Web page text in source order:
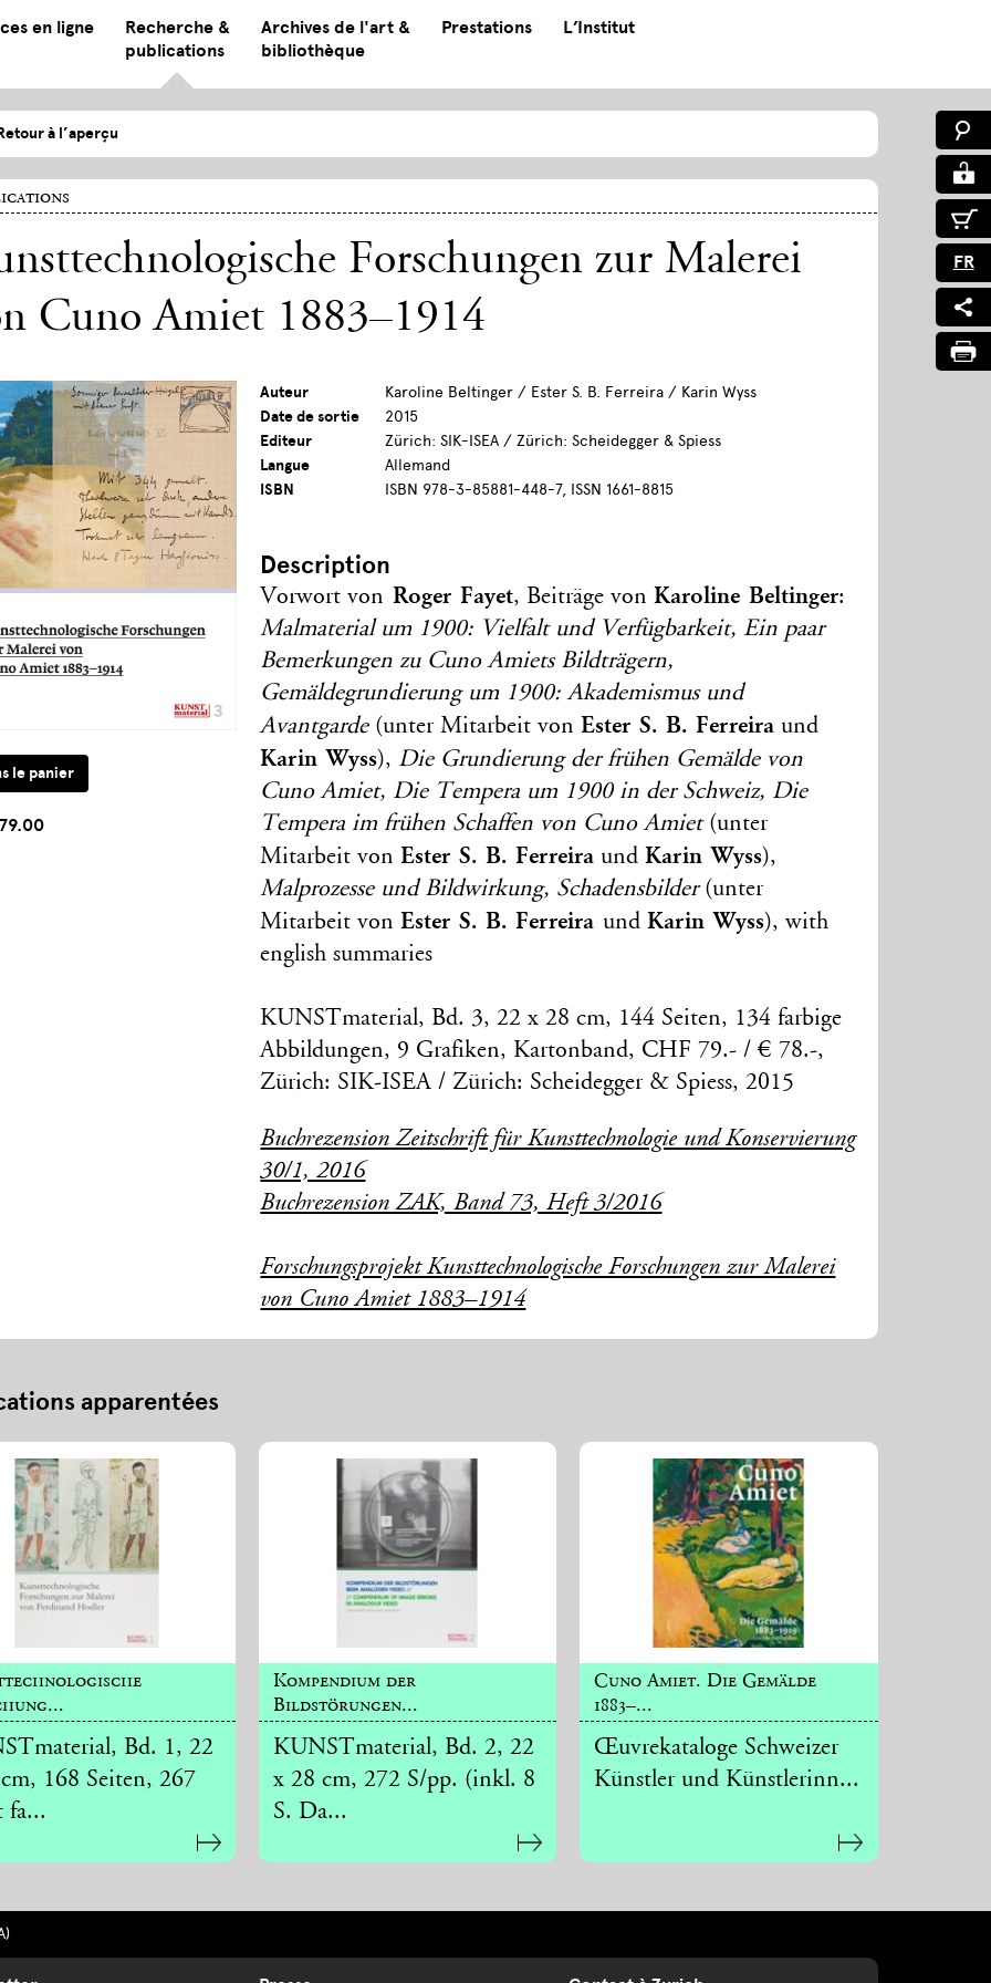
en ligne
Recherche &
publications
Archives de l'art &
bibliothèque
Prestations L’Institut
FR
à l’aperçu
Forschungen zur Malerei
Cuno Amiet 1883–1914
Auteur
Karoline Beltinger / Ester S. B. Ferreira / Karin Wyss
Date de sortie
2015
Editeur
Zürich: SIK-ISEA / Zürich: Scheidegger & Spiess
Langue
Allemand
ISBN
ISBN 978-3-85881-448-7, ISSN 1661-8815
Description
Vorwort von Roger Fayet, Beiträge vonKaroline Beltinger:
Malmaterial um 1900: Vielfalt und Verfügbarkeit, Ein paar
Bemerkungen zu Cuno Amiets Bildträgern,
Gemäldegrundierung um 1900: Akademismus und
Avantgarde(unter Mitarbeit vonEster S. B. Ferreira und
Karin Wyss), Die Grundierung der frühen Gemälde von
Cuno Amiet, Die Tempera um 1900 in der Schweiz, Die
Tempera im frühen Schaffen von Cuno Amiet (unter
Mitarbeit vonEster S. B. Ferreira undKarin Wyss),
Malprozesse und Bildwirkung, Schadensbilder(unter
Mitarbeit vonEster S. B. Ferreira undKarin Wyss), with
english summaries
KUNSTmaterial, Bd. 3, 22 x 28 cm, 144 Seiten, 134 farbige
Abbildungen, 9 Grafiken, Kartonband, CHF 79.- / € 78.-,
Zürich: SIK-ISEA / Zürich: Scheidegger & Spiess, 2015
Buchrezension Zeitschrift für Kunsttechnologie und Konservierung
30/1, 2016
Buchrezension ZAK, Band 73, Heft 3/2016
Forschungsprojekt Kunsttechnologische Forschungen zur Malerei
von Cuno Amiet 1883–1914
apparentées
Bd. 1, 22
168 Seiten, 267
fa...
Kompendium der
Bildstörungen...
KUNSTmaterial, Bd. 2, 22
x 28 cm, 272 S/pp. (inkl. 8
S. Da...
Cuno Amiet. Die Gemälde
1883–...
Œuvrekataloge Schweizer
Künstler und Künstlerinn...